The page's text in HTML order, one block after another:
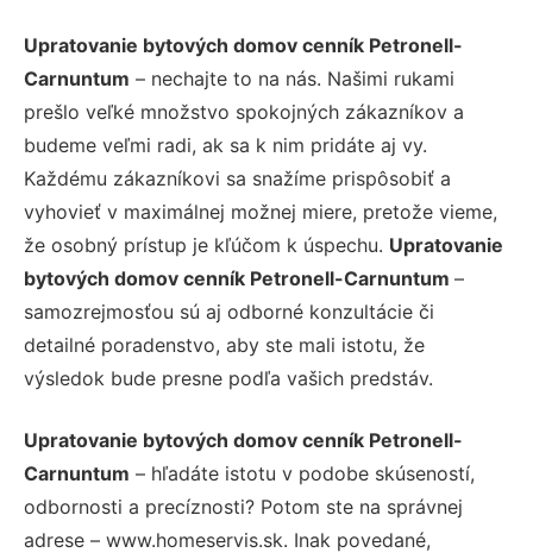
Upratovanie bytových domov cenník Petronell-
Carnuntum – nechajte to na nás. Našimi rukami
prešlo veľké množstvo spokojných zákazníkov a
budeme veľmi radi, ak sa k nim pridáte aj vy.
Každému zákazníkovi sa snažíme prispôsobiť a
vyhovieť v maximálnej možnej miere, pretože vieme,
že osobný prístup je kľúčom k úspechu. Upratovanie
bytových domov cenník Petronell-Carnuntum –
samozrejmosťou sú aj odborné konzultácie či
detailné poradenstvo, aby ste mali istotu, že
výsledok bude presne podľa vašich predstáv.
Upratovanie bytových domov cenník Petronell-
Carnuntum – hľadáte istotu v podobe skúseností,
odbornosti a precíznosti? Potom ste na správnej
adrese – www.homeservis.sk. Inak povedané,